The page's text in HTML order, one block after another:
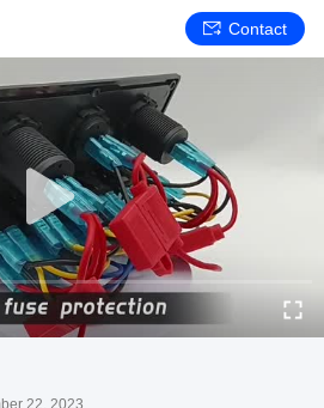
Contact
22, 2023